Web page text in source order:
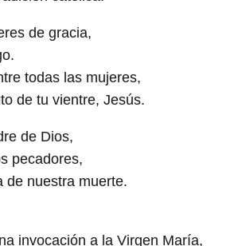
de gracia,
todas las mujeres,
de tu vientre, Jesús.
de Dios,
pecadores,
de nuestra muerte.
invocación a la Virgen María,